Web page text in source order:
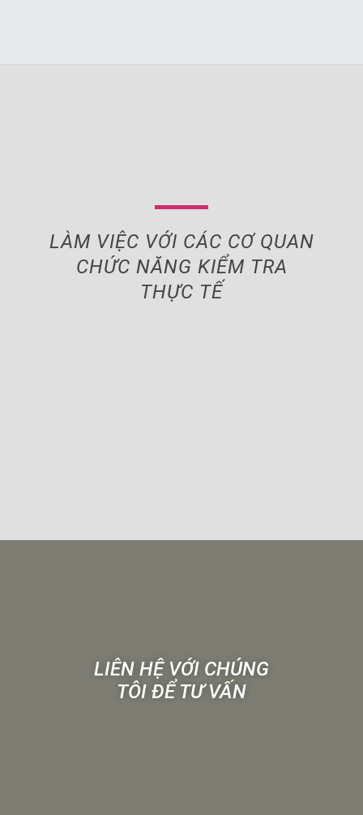
LÀM VIỆC VỚI CÁC CƠ QUAN
CHỨC NĂNG KIỂM TRA
THỰC TẾ
LIÊN HỆ VỚI CHÚNG
TÔI ĐỂ TƯ VẤN